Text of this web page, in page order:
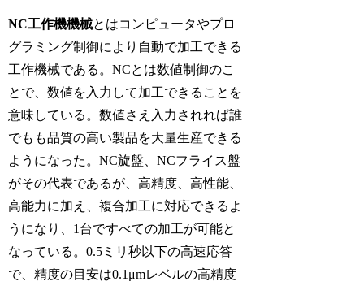
NC工作機機械とはコンピュータやプロ
グラミング制御により自動で加工できる
工作機械である。NCとは数値制御のこ
とで、数値を入力して加工できることを
意味している。数値さえ入力されれば誰
でもも品質の高い製品を大量生産できる
ようになった。NC旋盤、NCフライス盤
がその代表であるが、高精度、高性能、
高能力に加え、複合加工に対応できるよ
うになり、1台ですべての加工が可能と
なっている。0.5ミリ秒以下の高速応答
で、精度の目安は0.1μmレベルの高精度